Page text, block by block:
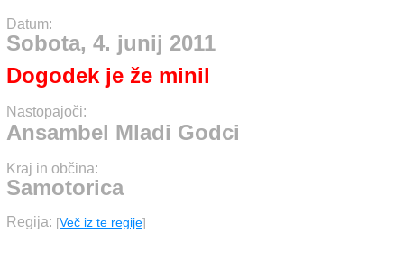
Datum:
Sobota, 4. junij 2011
Dogodek je že minil
Nastopajoči:
Ansambel Mladi Godci
Kraj in občina:
Samotorica
Regija: [Več iz te regije]